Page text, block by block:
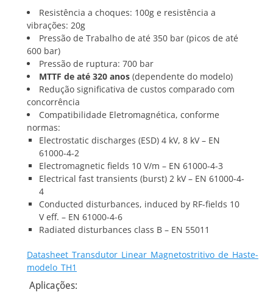
Resistência a choques: 100g e resistência a
vibrações: 20g
Pressão de Trabalho de até 350 bar (picos de até
600 bar)
Pressão de ruptura: 700 bar
MTTF de até 320 anos (dependente do modelo)
Redução significativa de custos comparado com
concorrência
Compatibilidade Eletromagnética, conforme
normas:
Electrostatic discharges (ESD) 4 kV, 8 kV – EN
61000-4-2
Electromagnetic fields 10 V/m – EN 61000-4-3
Electrical fast transients (burst) 2 kV – EN 61000-4-
4
Conducted disturbances, induced by RF-fields 10
V eff. – EN 61000-4-6
Radiated disturbances class B – EN 55011
Datasheet_Transdutor_Linear_Magnetostritivo_de_Haste-
modelo_TH1
Aplicações: